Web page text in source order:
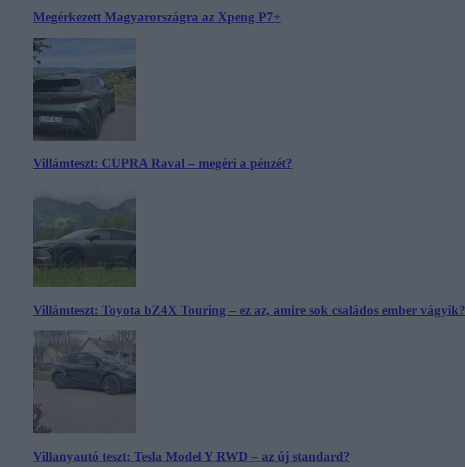
Megérkezett Magyarországra az Xpeng P7+
Villámteszt: CUPRA Raval – megéri a pénzét?
Villámteszt: Toyota bZ4X Touring – ez az, amire sok családos ember vágyik?
Villanyautó teszt: Tesla Model Y RWD – az új standard?